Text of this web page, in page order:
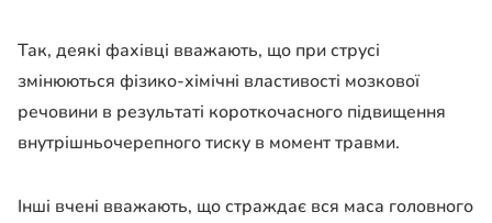
Так, деякі фахівці вважають, що при струсі
змінюються фізико-хімічні властивості мозкової
речовини в результаті короткочасного підвищення
внутрішньочерепного тиску в момент травми.
Інші вчені вважають, що страждає вся маса головного